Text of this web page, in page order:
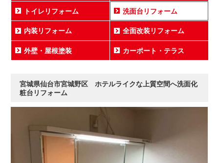
トイレリフォーム 洗面台リフォーム
内装リフォーム 全面改装リフォーム
外壁・屋根塗装 カーポート・テラス
宮城県仙台市宮城野区 ホテルライクな上質空間へ洗面化
粧台リフォーム